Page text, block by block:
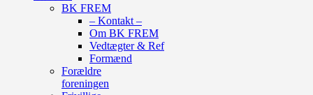
BK FREM
– Kontakt –
Om BK FREM
Vedtægter & Ref
Formænd
Forældre
foreningen